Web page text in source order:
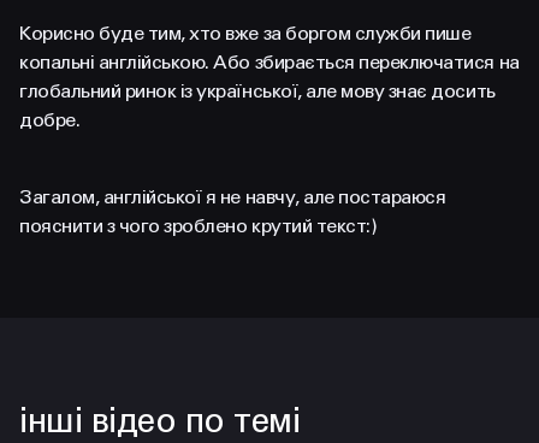
Корисно буде тим, хто вже за боргом служби пише
копальні англійською. Або збирається переключатися на
глобальний ринок із української, але мову знає досить
добре.
Загалом, англійської я не навчу, але постараюся
пояснити з чого зроблено крутий текст:)
інші відео по темі